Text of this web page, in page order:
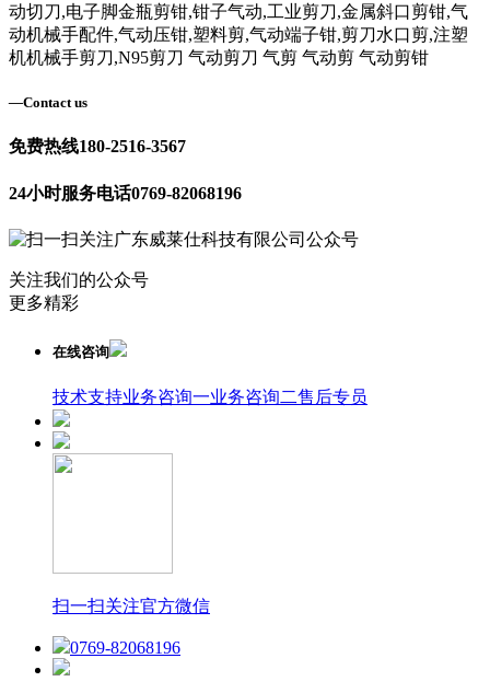
动切刀,电子脚金瓶剪钳,钳子气动,工业剪刀,金属斜口剪钳,气
动机械手配件,气动压钳,塑料剪,气动端子钳,剪刀水口剪,注塑
机机械手剪刀,N95剪刀 气动剪刀 气剪 气动剪 气动剪钳
—Contact us
免费热线180-2516-3567
24小时服务电话0769-82068196
关注我们的公众号
更多精彩
在线咨询
技术支持业务咨询一业务咨询二售后专员
扫一扫关注官方微信
0769-82068196